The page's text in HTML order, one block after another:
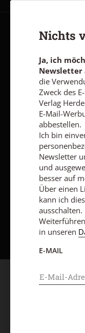
AGB und
Vertrag
Nichts
Ja, ich
Newsletter
die
Zweck des
Verlag
E-Mail-
abbestellen.
Ich bin
Newsletter
und
besser auf
Über einen
kann ich
ausschalten.
in unseren
E-MAIL